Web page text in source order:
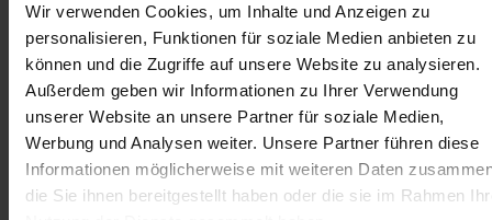
Wir verwenden Cookies, um Inhalte und Anzeigen zu
personalisieren, Funktionen für soziale Medien anbieten zu
können und die Zugriffe auf unsere Website zu analysieren.
Außerdem geben wir Informationen zu Ihrer Verwendung
unserer Website an unsere Partner für soziale Medien,
Werbung und Analysen weiter. Unsere Partner führen diese
Informationen möglicherweise mit weiteren Daten
die Sie ihnen bereitgestellt haben oder die sie im Rahmen
unsere ProvenExpert Bewertungen hier leider nicht anzeigen.
Klicken Sie hier um Ihre Einstellungen zu bearbeiten.
Kontakt